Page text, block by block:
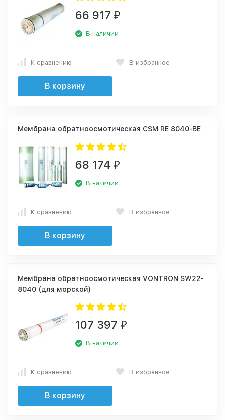
66 917 ₽
В наличии
К сравнению В избранное
В корзину
Мембрана обратноосмотическая CSM RE 8040-BE
68 174 ₽
В наличии
К сравнению В избранное
В корзину
Мембрана обратноосмотическая VONTRON SW22-
8040 (для морской)
107 397 ₽
В наличии
К сравнению В избранное
В корзину